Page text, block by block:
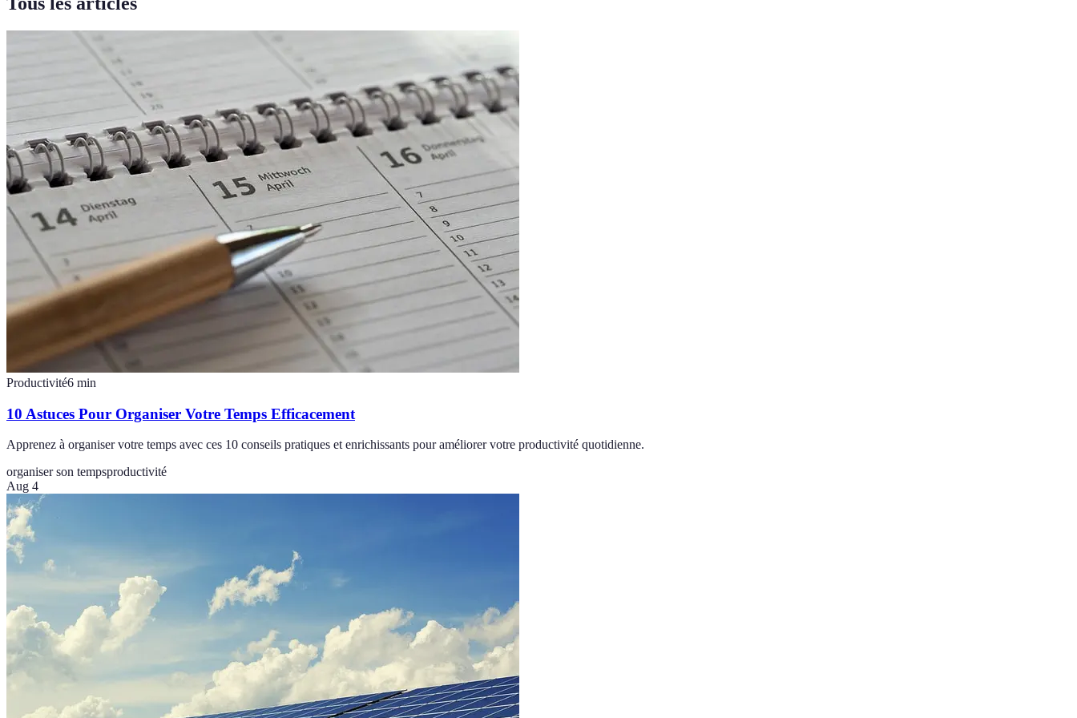
Productivité6 min
10 Astuces Pour Organiser Votre Temps Efficacement
Apprenez à organiser votre temps avec ces 10 conseils pratiques et enrichissants pour améliorer votre productivité quotidienne.
organiser son tempsproductivité
Aug 4